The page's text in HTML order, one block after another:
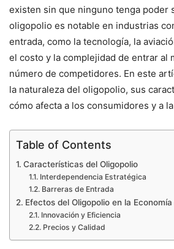
existen sin que ninguno tenga poder
oligopolio es notable en industrias
entrada, como la tecnología, la
el costo y la complejidad de entrar al
número de competidores. En este
la naturaleza del oligopolio, sus
cómo afecta a los consumidores y a
Table of Contents
Características del Oligopolio
Interdependencia Estratégica
Barreras de Entrada
Efectos del Oligopolio en la
Innovación y Eficiencia
Precios y Calidad